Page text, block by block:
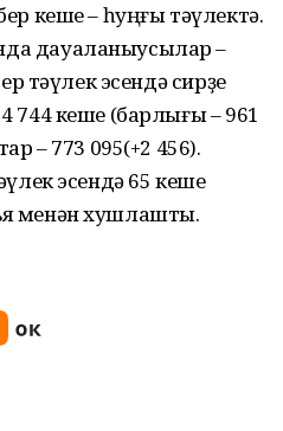
кеше – һуңғы тəүлектə.
дауаланыусылар –
тəүлек эсендə сирҙе
744 кеше (барлығы – 961
– 773 095(+2 456).
эсендə 65 кеше
менəн хушлашты.